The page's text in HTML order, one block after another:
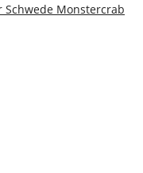
Schwede Monstercrab